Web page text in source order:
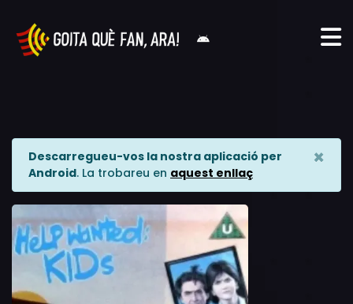
Descarregueu-vos la nostra aplicació per
Android. La trobareu en aquest enllaç
×